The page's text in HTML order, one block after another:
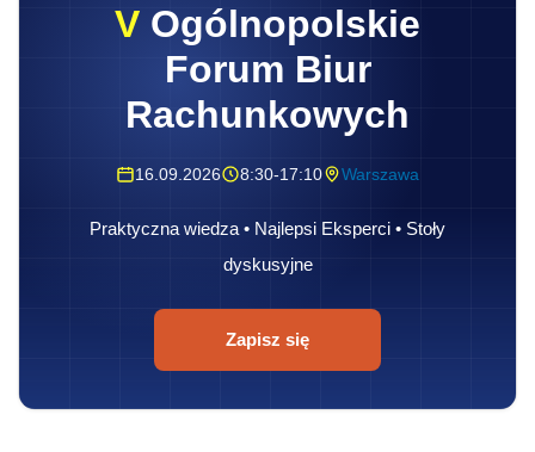
V Ogólnopolskie
Forum Biur
Rachunkowych
16.09.2026 8:30-17:10 Warszawa
Praktyczna wiedza • Najlepsi Eksperci • Stoły
dyskusyjne
Zapisz się